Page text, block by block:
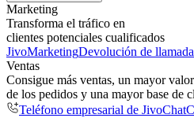
Marketing
Transforma el tráfico en
clientes potenciales cualificados
JivoMarketingDevolución de
Ventas
Consigue más ventas, un mayor
de los pedidos y una mayor base de
Teléfono empresarial de JivoChat